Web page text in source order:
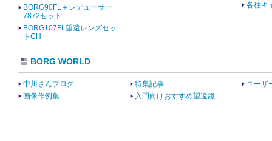
BORG90FL＋レデューサー
7872セット
BORG107FL望遠レンズセッ
トCH
各種キ
BORG WORLD
中川さんブログ
画像作例集
特集記事
入門向けおすすめ望遠鏡
ユーザ